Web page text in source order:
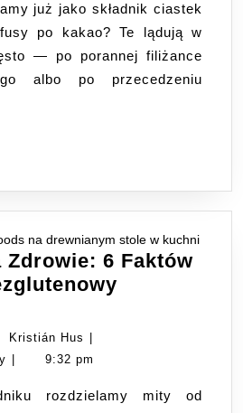
po kakao? Te lądują w
— po porannej filiżance
albo po przecedzeniu
Zdrowie: 6 Faktów
Kristián Hus Kristián
Hus
9:32 pm